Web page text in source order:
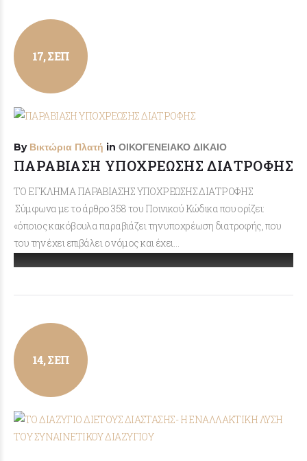
17, ΣΕΠ
By Βικτώρια Πλατή in ΟΙΚΟΓΕΝΕΙΑΚΟ ΔΙΚΑΙΟ
ΠΑΡΑΒΙΑΣΗ ΥΠΟΧΡΕΩΣΗΣ ΔΙΑΤΡΟΦΗΣ
ΤΟ ΕΓΚΛΗΜΑ ΠΑΡΑΒΙΑΣΗΣ ΥΠΟΧΡΕΩΣΗΣ ΔΙΑΤΡΟΦΗΣ
Σύμφωνα με το άρθρο 358 του Ποινικού Κώδικα που ορίζει:
«όποιος κακόβουλα παραβιάζει την υποχρέωση διατροφής, που
του την έχει επιβάλει ο νόμος και έχει…
14, ΣΕΠ